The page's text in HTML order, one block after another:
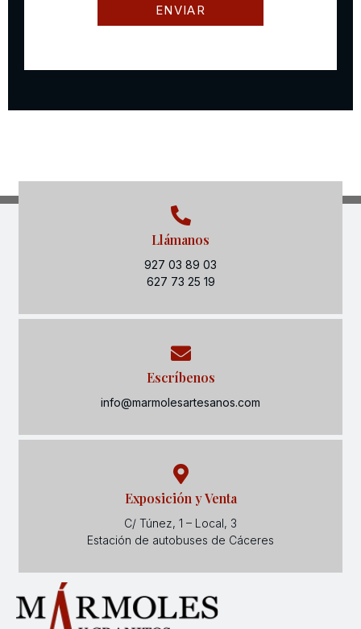
Llámanos
927 03 89 03
627 73 25 19
Escríbenos
info@marmolesartesanos.com
Exposición y Venta
C/ Túnez, 1 – Local, 3
Estación de autobuses de Cáceres